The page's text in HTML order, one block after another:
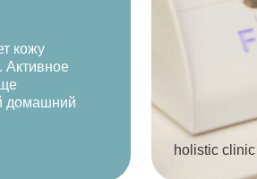
кожу
Активное
домашний
holistic clinic